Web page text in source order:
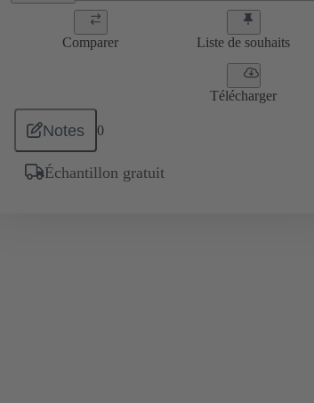
Comparer Liste de souhaits
Télécharger
Notes 0
Échantillon gratuit